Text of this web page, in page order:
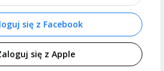
się z Facebook
się z Apple